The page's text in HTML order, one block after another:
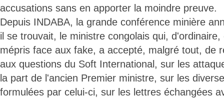
accusations sans en apporter la moindre preuve.
Depuis INDABA, la grande conférence minière
il se trouvait, le ministre congolais qui,
mépris face aux fake, a accepté, malgré tout, de
aux questions du Soft International, sur les
la part de l'ancien Premier ministre, sur les
formulées par celui-ci, sur les lettres échangées